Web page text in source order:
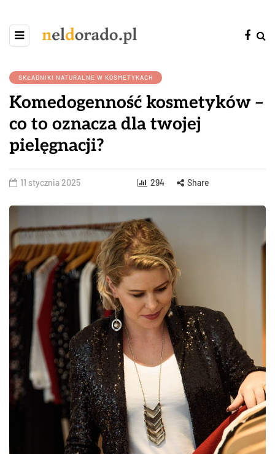
SKŁADNIKI NATURALNE W KOSMETYKACH
Komedogenność kosmetyków –
co to oznacza dla twojej
pielęgnacji?
11 stycznia 2025 294 Share